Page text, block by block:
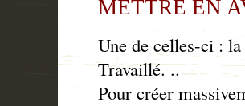
METTRE EN
Une de celles-ci :
Travaillé. ..
Pour créer